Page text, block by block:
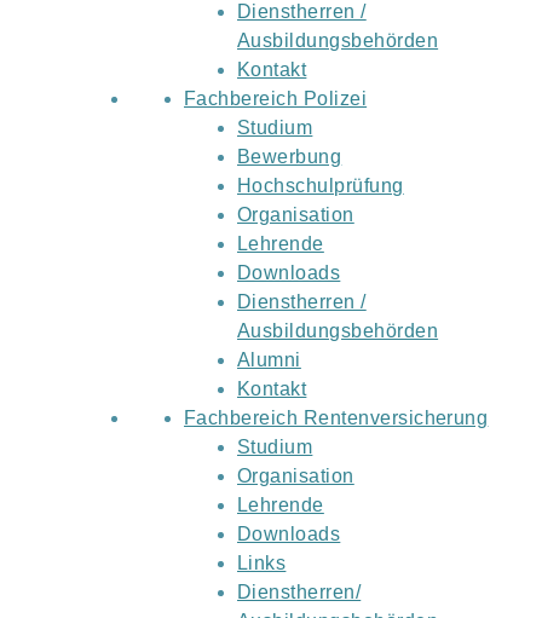
Dienstherren /
Ausbildungsbehörden
Kontakt
Fachbereich Polizei
Studium
Bewerbung
Hochschulprüfung
Organisation
Lehrende
Downloads
Dienstherren /
Ausbildungsbehörden
Alumni
Kontakt
Fachbereich Rentenversicherung
Studium
Organisation
Lehrende
Downloads
Links
Dienstherren/